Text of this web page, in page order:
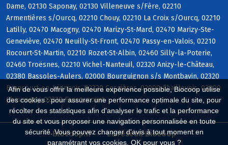
Afin de vous offrir la meilleure expérience possible, Biocoop utilise
des cookies : pour assurer une performance optimale du site, pour
récolter des statistiques afin d'analyser le trafic et la performance
du site et vous proposer une navigation personnalisée en toute
sécurité. Vous pouvez changer d'avis à tout moment en
paramétrant vos cookies. OK pour vous ?
Dame, 02130 Saponay, 02130 Villeneuve s/Fère, 02210
Armentières s/Ourcq, 02210 Chouy, 02210 La Croix s/Ourcq, 02210
Latilly, 02470 Macogny, 02470 Marizy-St-Mard, 02470 Marizy-Ste-
Geneviève, 02470 Neuilly-St-Front, 02470 Passy-en-Valois, 02210
Rocourt-St-Martin, 02210 Rozet-St-Albin, 02460 Silly-la-Poterie,
02460 Troësnes, 02210 Vichel-Nanteuil, 02320 Anizy-le-Château,
02380 Bassoles-Aulers, 02000 Bourguignon s/s Montbavin, 02320
Brancourt-en-Laonnois, 02320 Cessières, 02000 Chaillevois, 02000
Chevregny, 02320 Faucoucourt
Biocoop.fr
Le réseau Biocoop